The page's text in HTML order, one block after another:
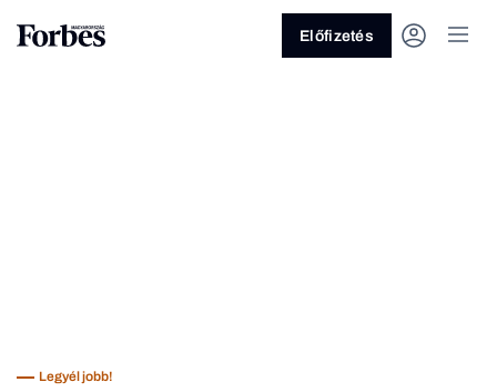
Üzlet
Előfizetés
Legyél jobb!